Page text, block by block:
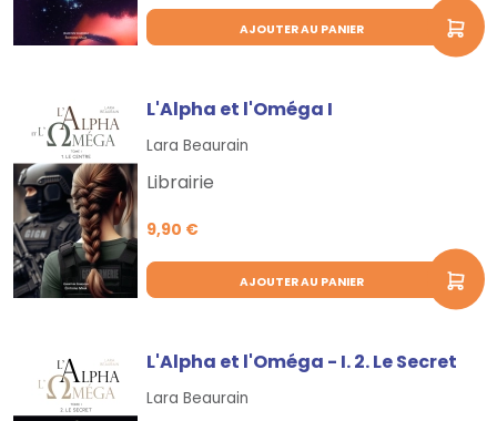
AJOUTER AU PANIER
L'Alpha et l'Oméga I
Lara Beaurain
Librairie
9,90 €
AJOUTER AU PANIER
L'Alpha et l'Oméga - I. 2. Le Secret
Lara Beaurain